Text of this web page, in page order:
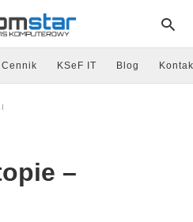
Cennik KSeF IT Blog
–